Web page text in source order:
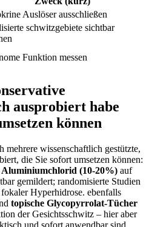
Auslöser ‍ausschließen
schwitzgebiete sichtbar
Funktion messen
ausprobiert habe
können
mehrere​ wissenschaftlich gestützte,⁢
‍die ⁤Sie sofort umsetzen können:
⁢(10-20%) auf
gemildert; randomisierte Studien
Hyperhidrose. ‌ebenfalls
topische ‍Glycopyrrolat‑Tücher
der ⁤Gesichtsschwitz – hier ⁤aber